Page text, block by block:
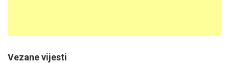
Vezane vijesti